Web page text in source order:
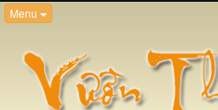
Menu